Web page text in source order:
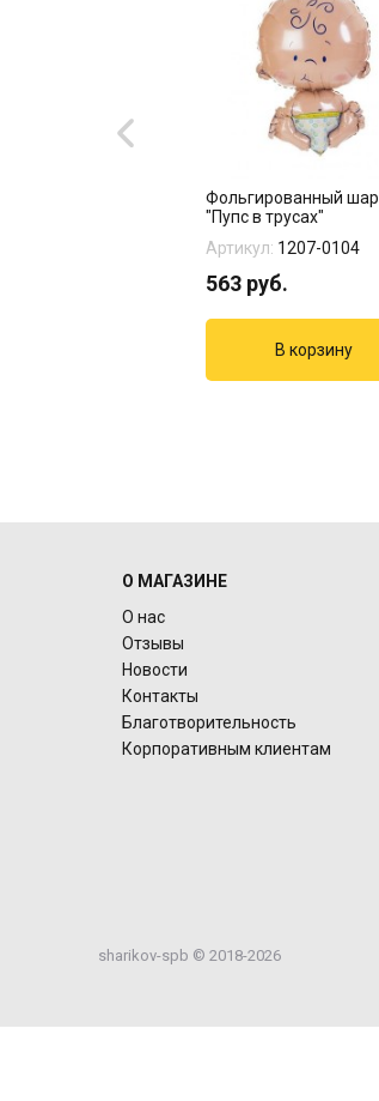
Фольгированный шар
"Пупс в трусах"
Артикул: 1207-0104
563 руб.
О МАГАЗИНЕ
О нас
Отзывы
Новости
Контакты
Благотворительность
Корпоративным клиентам
sharikov-spb © 2018-2026